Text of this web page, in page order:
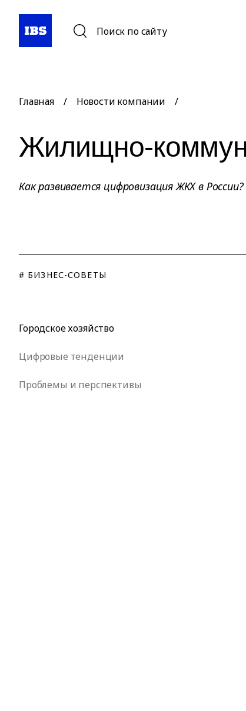
Поиск по сайту
Главная / Новости компании /
Жилищно-
Как развивается цифровизация ЖКХ в России?
# БИЗНЕС-СОВЕТЫ
Городское хозяйство
Цифровые тенденции
Проблемы и перспективы